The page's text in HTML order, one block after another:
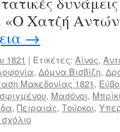
Χατζή
→
1821 | Ετικέτες: Αίνος,
, Δόμνα Βισβίζη,
Μακεδονίας 1821,
, Μασόνοι,
, Πειραιάς, Τούρκοι,
σχόλιο